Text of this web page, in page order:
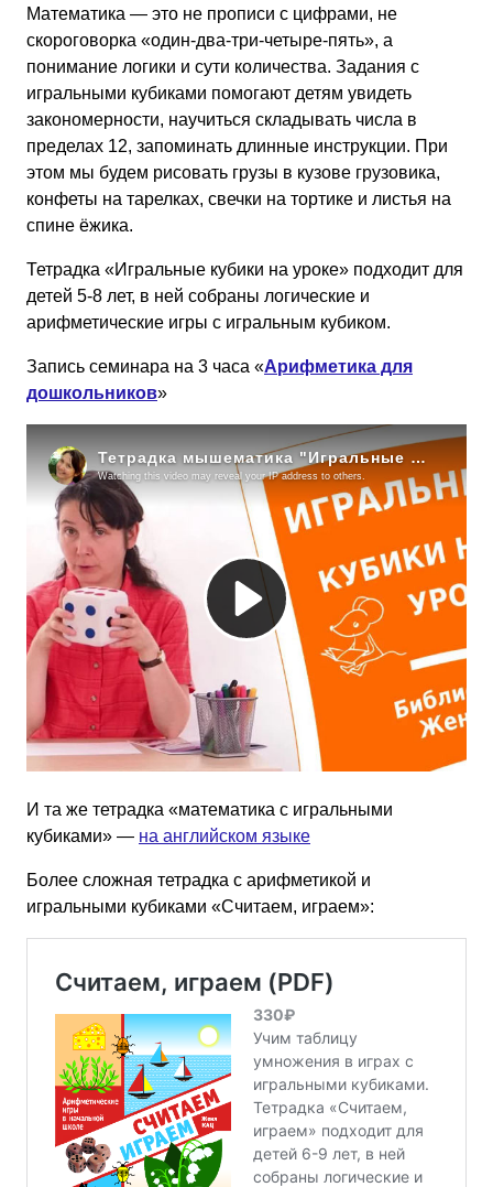
Математика — это не прописи с цифрами, не
скороговорка «один-два-три-четыре-пять», а
понимание логики и сути количества. Задания с
игральными кубиками помогают детям увидеть
закономерности, научиться складывать числа в
пределах 12, запоминать длинные инструкции. При
этом мы будем рисовать грузы в кузове грузовика,
конфеты на тарелках, свечки на тортике и листья на
спине ёжика.
Тетрадка «Игральные кубики на уроке» подходит для
детей 5-8 лет, в ней собраны логические и
арифметические игры с игральным кубиком.
Запись семинара на 3 часа «Арифметика для
дошкольников»
И та же тетрадка «математика с игральными
кубиками» — на английском языке
Более сложная тетрадка с арифметикой и
игральными кубиками «Считаем, играем»: